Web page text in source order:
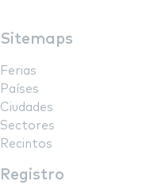
Sitemaps
Ferias
Países
Ciudades
Sectores
Recintos
Registro